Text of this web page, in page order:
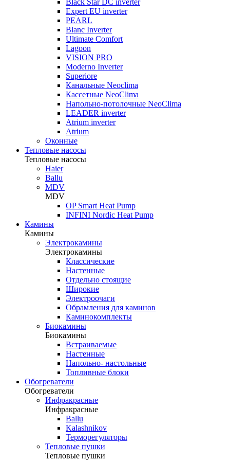
Black Star DC inverter
Expert EU inverter
PEARL
Blanc Inverter
Ultimate Comfort
Lagoon
VISION PRO
Moderno Inverter
Superiore
Канальные Neoclima
Кассетные NeoClima
Напольно-потолочные NeoClima
LEADER inverter
Atrium inverter
Atrium
Оконные
Тепловые насосы
Тепловые насосы
Haier
Ballu
MDV
MDV
OP Smart Heat Pump
INFINI Nordic Heat Pump
Камины
Камины
Электрокамины
Электрокамины
Классические
Настенные
Отдельно стоящие
Широкие
Электроочаги
Обрамления для каминов
Каминокомплекты
Биокамины
Биокамины
Встраиваемые
Настенные
Напольно- настольные
Топливные блоки
Обогреватели
Обогреватели
Инфракрасные
Инфракрасные
Ballu
Kalashnikov
Терморегуляторы
Тепловые пушки
Тепловые пушки